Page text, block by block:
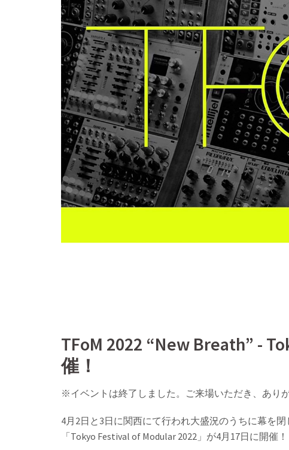
TFoM 2022 “New Breath” -
催！
※イベントは終了しました。ご来場いただき、あり
4月2日と3日に関西にて行われ大盛況のうちに幕を
「Tokyo Festival of Modular 2022」が4月17日に開催！